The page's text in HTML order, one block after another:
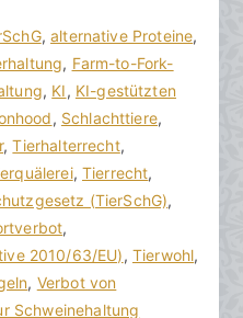
,alternative Proteine,
, Farm-to-Fork-
, KI, KI-gestützten
, Schlachttiere,
,Tierhalterrecht,
,Tierrecht,
(TierSchG),
,
2010/63/EU), Tierwohl,
, Verbot von
Schweinehaltung